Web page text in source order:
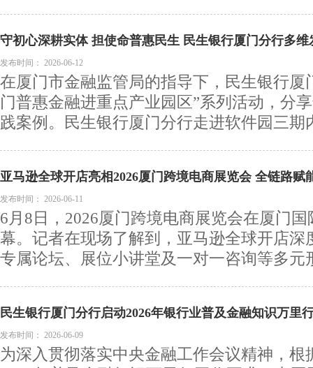
守初心深耕实体 担使命普惠民生 民生银行厦门分行多
量发展答卷
发布时间： 2026-06-12
在厦门市金融监管局的指导下，民生银行厦
门普惠金融进重点产业园区”系列活动，分
践案例。民生银行厦门分行走进软件园三期
亚马逊全球开店亮相2026厦门跨境电商展览会 全链路赋
海
发布时间： 2026-06-11
6月8日，2026厦门跨境电商展览会在厦门
幕。记者在现场了解到，亚马逊全球开店深
专属论坛、展位小讲堂及一对一咨询等多元
民生银行厦门分行启动2026年银行业普及金融知识万里
发布时间： 2026-06-09
为深入贯彻落实中央金融工作会议精神，根